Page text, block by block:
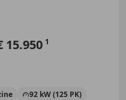
15.950 1
92 kW (125 PK)